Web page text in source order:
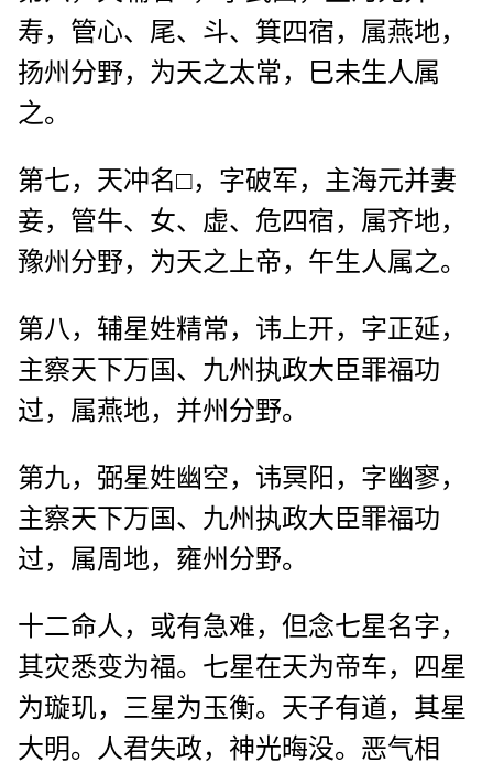
寿，管心、尾、斗、箕四宿，属燕地，
扬州分野，为天之太常，巳未生人属
之。
第七，天冲名□，字破军，主海元并妻
妾，管牛、女、虚、危四宿，属齐地，
豫州分野，为天之上帝，午生人属之。
第八，辅星姓精常，讳上开，字正延，
主察天下万国、九州执政大臣罪福功
过，属燕地，并州分野。
第九，弼星姓幽空，讳冥阳，字幽寥，
主察天下万国、九州执政大臣罪福功
过，属周地，雍州分野。
十二命人，或有急难，但念七星名字，
其灾悉变为福。七星在天为帝车，四星
为璇玑，三星为玉衡。天子有道，其星
大明。人君失政，神光晦没。恶气相